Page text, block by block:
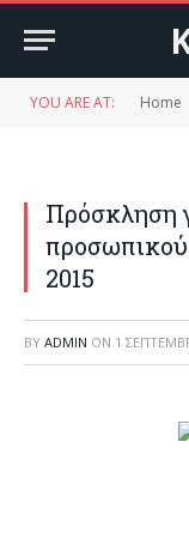
YOU ARE AT: Home
Πρόσκληση
προσωπικού
2015
BY ADMIN ON 1